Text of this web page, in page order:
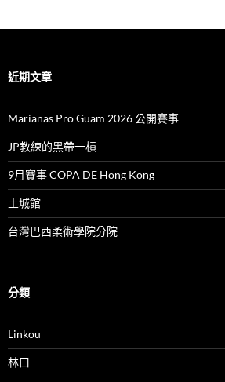
近期文章
Marianas Pro Guam 2026 公開賽事
JP教練的黑帶一槓
9月賽事 COPA DE Hong Kong
土城館
台灣巴西柔術學院分院
分類
Linkou
林口